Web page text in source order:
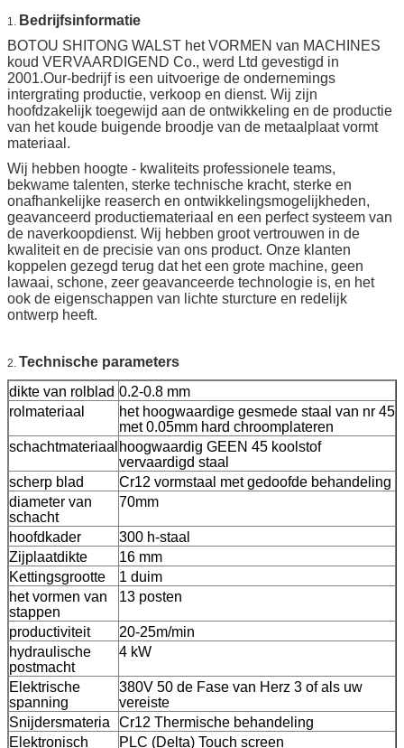
1. Bedrijfsinformatie
BOTOU SHITONG WALST het VORMEN van MACHINES
koud VERVAARDIGEND Co., werd Ltd gevestigd in
2001.Our-bedrijf is een uitvoerige de ondernemings
intergrating productie, verkoop en dienst. Wij zijn
hoofdzakelijk toegewijd aan de ontwikkeling en de productie
van het koude buigende broodje van de metaalplaat vormt
materiaal.
Wij hebben hoogte - kwaliteits professionele teams,
bekwame talenten, sterke technische kracht, sterke en
onafhankelijke reaserch en ontwikkelingsmogelijkheden,
geavanceerd productiemateriaal en een perfect systeem van
de naverkoopdienst. Wij hebben groot vertrouwen in de
kwaliteit en de precisie van ons product. Onze klanten
koppelen gezegd terug dat het een grote machine, geen
lawaai, schone, zeer geavanceerde technologie is, en het
ook de eigenschappen van lichte sturcture en redelijk
ontwerp heeft.
2. Technische parameters
dikte van rolblad 0.2-0.8 mm
rolmateriaal
het hoogwaardige gesmede staal van nr 45
met 0.05mm hard chroomplateren
schachtmateriaal hoogwaardig GEEN 45 koolstof
vervaardigd staal
scherp blad
Cr12 vormstaal met gedoofde behandeling
diameter van
schacht
70mm
hoofdkader
300 h-staal
Zijplaatdikte
16 mm
Kettingsgrootte
1 duim
het vormen van
stappen
13 posten
productiviteit
20-25m/min
hydraulische
postmacht
4 kW
Elektrische
spanning
380V 50 de Fase van Herz 3 of als uw
vereiste
Snijdersmateria
Cr12 Thermische behandeling
Elektronisch
PLC (Delta) Touch screen